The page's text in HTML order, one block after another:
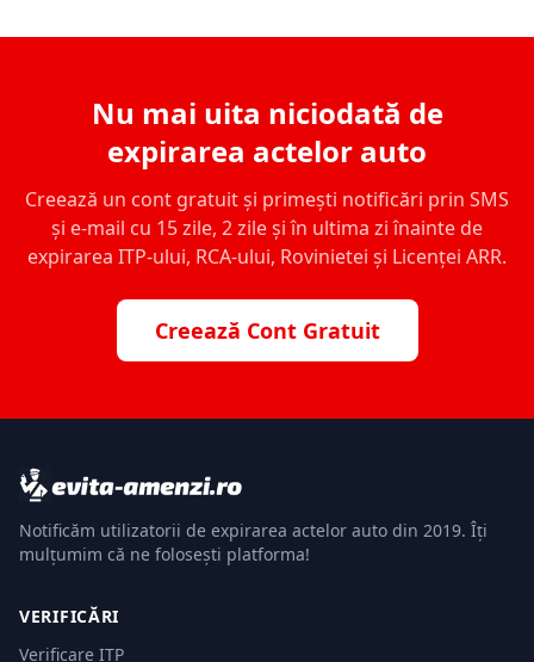
Nu mai uita niciodată de
expirarea actelor auto
Creează un cont gratuit și primești notificări prin SMS
și e-mail cu 15 zile, 2 zile și în ultima zi înainte de
expirarea ITP-ului, RCA-ului, Rovinietei și Licenței ARR.
Creează Cont Gratuit
Notificăm utilizatorii de expirarea actelor auto din 2019. Îți
mulțumim că ne folosești platforma!
VERIFICĂRI
Verificare ITP